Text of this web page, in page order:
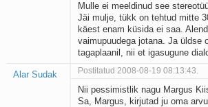
Mulle ei meeldinud see
Jäi mulje, tükk on tehtud mitte
käest enam küsida ei saa.
vaimupuudega jotana. Ja üldse
tagaplaanil, nii et igasugune
Alar Sudak Postitatud 2008-08-19 08:13:43.
Nii pessimistlik nagu Margus
Sa, Margus, kirjutad ju oma